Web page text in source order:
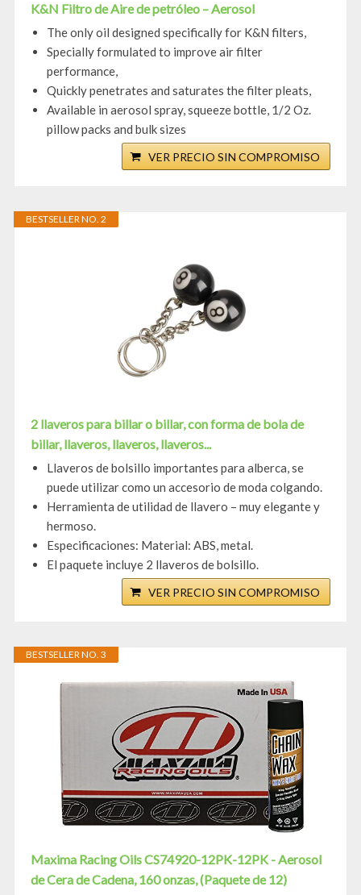
K&N Filtro de Aire de petróleo – Aerosol
The only oil designed specifically for K&N filters,
Specially formulated to improve air filter
performance,
Quickly penetrates and saturates the filter pleats,
Available in aerosol spray, squeeze bottle, 1/2 Oz.
pillow packs and bulk sizes
VER PRECIO SIN COMPROMISO
BESTSELLER NO. 2
2 llaveros para billar o billar, con forma de bola de
billar, llaveros, llaveros, llaveros...
Llaveros de bolsillo importantes para alberca, se
puede utilizar como un accesorio de moda colgando.
Herramienta de utilidad de llavero – muy elegante y
hermoso.
Especificaciones: Material: ABS, metal.
El paquete incluye 2 llaveros de bolsillo.
VER PRECIO SIN COMPROMISO
BESTSELLER NO. 3
Maxima Racing Oils CS74920-12PK-12PK - Aerosol
de Cera de Cadena, 160 onzas, (Paquete de 12)